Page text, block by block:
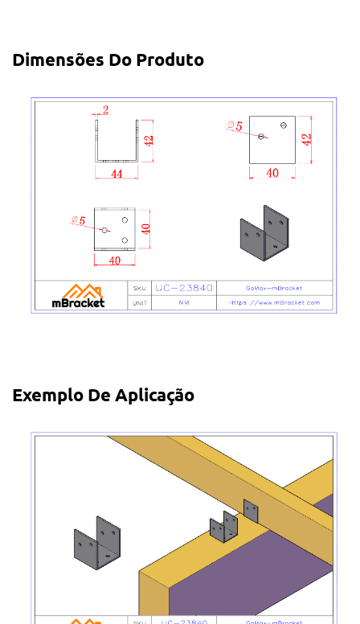
Dimensões Do Produto
Exemplo De Aplicação